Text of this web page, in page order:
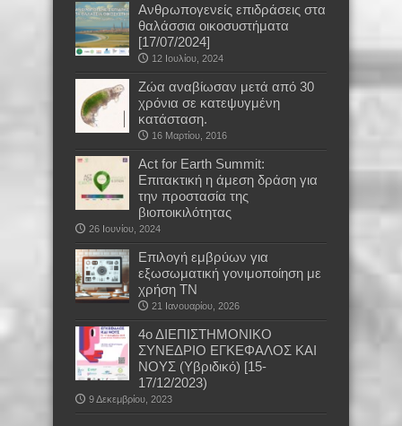
Ανθρωπογενείς επιδράσεις στα
θαλάσσια οικοσυστήματα
[17/07/2024]
12 Ιουλίου, 2024
Ζώα αναβίωσαν μετά από 30
χρόνια σε κατεψυγμένη
κατάσταση.
16 Μαρτίου, 2016
Act for Earth Summit:
Επιτακτική η άμεση δράση για
την προστασία της
βιοποικιλότητας
26 Ιουνίου, 2024
Επιλογή εμβρύων για
εξωσωματική γονιμοποίηση με
χρήση ΤΝ
21 Ιανουαρίου, 2026
4ο ΔΙΕΠΙΣΤΗΜΟΝΙΚΟ
ΣΥΝΕΔΡΙΟ ΕΓΚΕΦΑΛΟΣ ΚΑΙ
ΝΟΥΣ (Υβριδικό) [15-
17/12/2023)
9 Δεκεμβρίου, 2023